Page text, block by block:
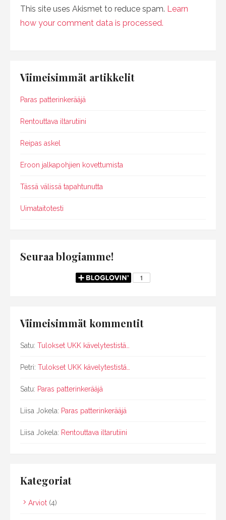
This site uses Akismet to reduce spam. Learn
how your comment data is processed.
Viimeisimmät artikkelit
Paras patterinkerääjä
Rentouttava iltarutiini
Reipas askel
Eroon jalkapohjien kovettumista
Tässä välissä tapahtunutta
Uimataitotesti
Seuraa blogiamme!
Viimeisimmät kommentit
Satu: Tulokset UKK kävelytestistä…
Petri: Tulokset UKK kävelytestistä…
Satu: Paras patterinkerääjä
Liisa Jokela: Paras patterinkerääjä
Liisa Jokela: Rentouttava iltarutiini
Kategoriat
Arviot (4)